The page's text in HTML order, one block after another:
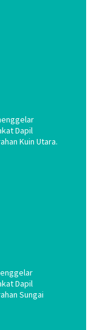
Dapil
Kuin Utara.
Dapil
Sungai